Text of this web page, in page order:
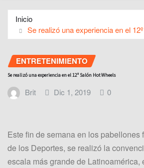
Inicio
Se realizó una experiencia en el
ENTRETENIMIENTO
Se realizó una experiencia en el 12º Salón Hot Wheels
Brit Dic 1, 2019 0
Este fin de semana en los pabellones
de los Deportes, se realizó la
escala más grande de Latinoamérica,